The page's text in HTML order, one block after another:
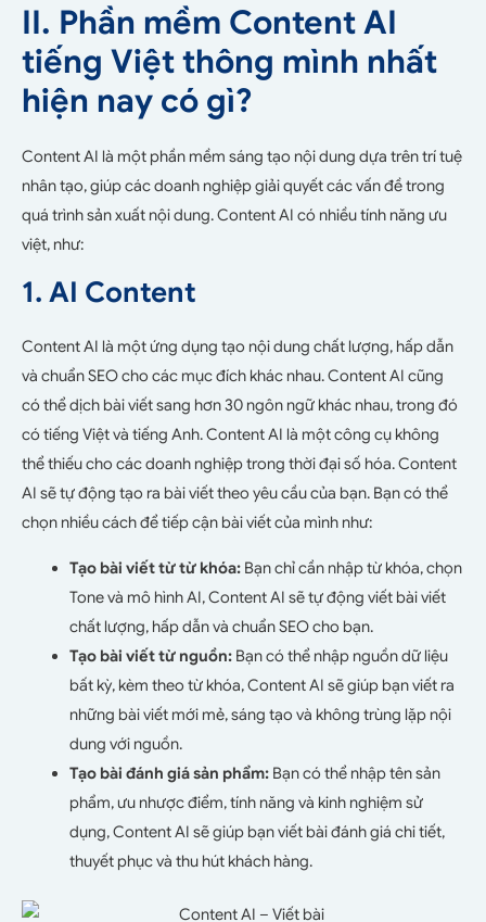
II. Phần mềm Content AI
tiếng Việt thông mình nhất
hiện nay có gì?
Content AI là một phần mềm sáng tạo nội dung dựa trên trí tuệ
nhân tạo, giúp các doanh nghiệp giải quyết các vấn đề trong
quá trình sản xuất nội dung. Content AI có nhiều tính năng ưu
việt, như:
1. AI Content
Content AI là một ứng dụng tạo nội dung chất lượng, hấp dẫn
và chuẩn SEO cho các mục đích khác nhau. Content AI cũng
có thể dịch bài viết sang hơn 30 ngôn ngữ khác nhau, trong đó
có tiếng Việt và tiếng Anh. Content AI là một công cụ không
thể thiếu cho các doanh nghiệp trong thời đại số hóa. Content
AI sẽ tự động tạo ra bài viết theo yêu cầu của bạn. Bạn có thể
chọn nhiều cách để tiếp cận bài viết của mình như:
Tạo bài viết từ từ khóa:Bạn chỉ cần nhập từ khóa, chọn
Tone và mô hình AI, Content AI sẽ tự động viết bài viết
chất lượng, hấp dẫn và chuẩn SEO cho bạn.
Tạo bài viết từ nguồn:Bạn có thể nhập nguồn dữ liệu
bất kỳ, kèm theo từ khóa, Content AI sẽ giúp bạn viết ra
những bài viết mới mẻ, sáng tạo và không trùng lặp nội
dung với nguồn.
Tạo bài đánh giá sản phẩm:Bạn có thể nhập tên sản
phẩm, ưu nhược điểm, tính năng và kinh nghiệm sử
dụng, Content AI sẽ giúp bạn viết bài đánh giá chi tiết,
thuyết phục và thu hút khách hàng.